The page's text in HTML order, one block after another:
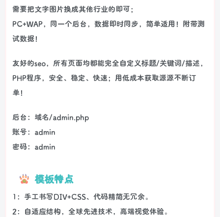
需要把文字图片换成其他行业的即可；
PC+WAP，同一个后台，数据即时同步，简单适用！附带测
试数据！
友好的seo，所有页面均都能完全自定义标题/关键词/描述，
PHP程序，安全、稳定、快速；用低成本获取源源不断订
单！
后台：域名/admin.php
账号：admin
密码：admin
模板特点
1：手工书写DIV+CSS、代码精简无冗余。
2：自适应结构，全球先进技术，高端视觉体验。